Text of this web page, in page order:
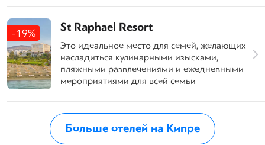
-19% St Raphael Resort
Это идеальное место для семей, желающих
насладиться кулинарными изысками,
пляжными развлечениями и ежедневными
мероприятиями для всей семьи
Больше отелей на Кипре